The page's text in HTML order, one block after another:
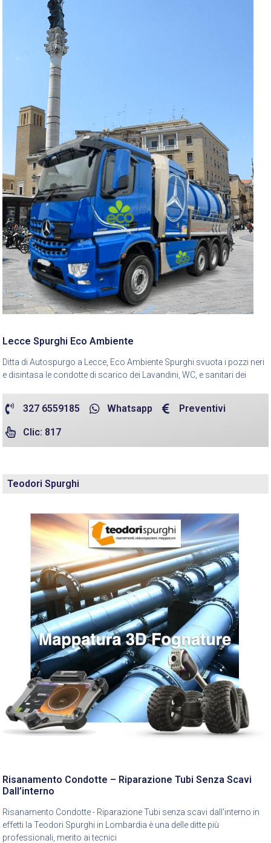
Lecce Spurghi Eco Ambiente
Ditta di Autospurgo a Lecce, Eco Ambiente Spurghi svuota i pozzi neri
e disintasa le condotte di scarico dei Lavandini, WC, e sanitari dei
327 6559185 Whatsapp Preventivi
Clic: 817
Teodori Spurghi
Risanamento Condotte – Riparazione Tubi Senza Scavi
Dall’interno
Risanamento Condotte - Riparazione Tubi senza scavi dall'interno in
effetti la Teodori Spurghi in Lombardia è una delle ditte più
professionali, merito ai tecnici